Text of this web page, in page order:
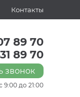
Контакты
89 70
89 70
звонок
9:00 до 21:00